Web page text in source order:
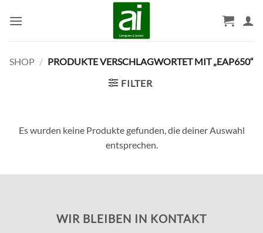
Inhalt
SHOP / PRODUKTE VERSCHLAGWORTET MIT „EAP650“
FILTER
Es wurden keine Produkte gefunden, die deiner Auswahl
entsprechen.
WIR BLEIBEN IN KONTAKT